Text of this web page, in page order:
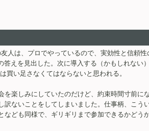
人は、プロでやっているので、実効性と信頼
えを見出した。次に導入する（かもしれない
買い足さなくてはならないと思われる。
楽しみにしていたのだけど、約束時間寸前に
ないことをしてしまいました。仕事柄、こう
ども同様で、ギリギリまで参加できるかどう